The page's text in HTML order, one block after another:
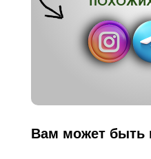
Вам может быть